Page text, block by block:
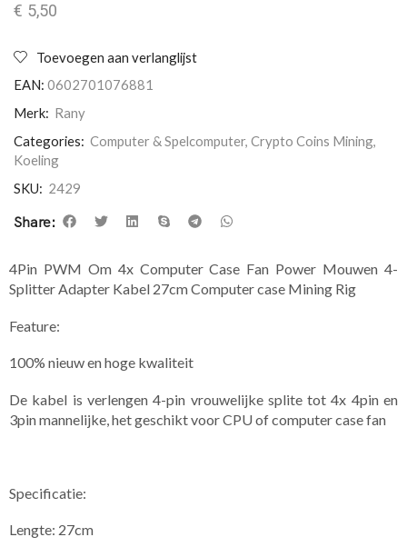
€ 5,50
Toevoegen aan verlanglijst
EAN: 0602701076881
Merk: Rany
Categories: Computer & Spelcomputer, Crypto Coins Mining,
Koeling
SKU: 2429
Share:
4Pin PWM Om 4x Computer Case Fan Power Mouwen 4-
Splitter Adapter Kabel 27cm Computer case Mining Rig
Feature:
100% nieuw en hoge kwaliteit
De kabel is verlengen 4-pin vrouwelijke splite tot 4x 4pin en
3pin mannelijke, het geschikt voor CPU of computer case fan
Specificatie:
Lengte: 27cm